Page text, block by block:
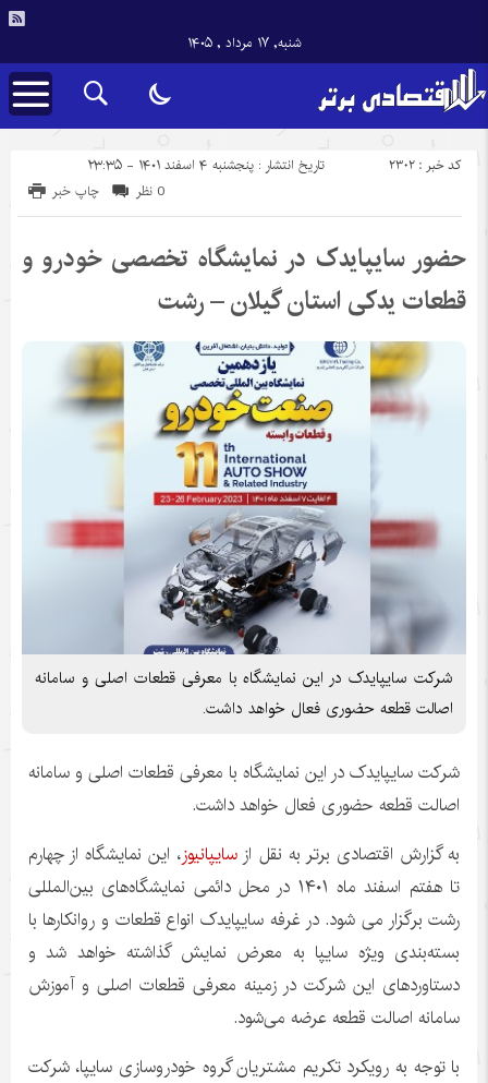
شنبه, ۱۷ مرداد , ۱۴۰۵
تاریخ انتشار : پنجشنبه ۴ اسفند ۱۴۰۱ - ۲۳:۳۵ کد خبر : 2302
چاپ خبر 0 نظر
حضور سایپایدک در نمایشگاه تخصصی خودرو و
قطعات یدکی استان گیلان – رشت
شرکت سایپایدک در این نمایشگاه با معرفی قطعات اصلی و سامانه
اصالت قطعه حضوری فعال خواهد داشت.
شرکت سایپایدک در این نمایشگاه با معرفی قطعات اصلی و سامانه
اصالت قطعه حضوری فعال خواهد داشت.
به گزارش اقتصادی برتر به نقل از سایپانیوز، این نمایشگاه از چهارم
تا هفتم اسفند ماه ۱۴۰۱ در محل دائمی نمایشگاه‌های بین‌المللی
رشت برگزار می شود. در غرفه سایپایدک انواع قطعات و روانکارها با
بسته‌بندی ویژه سایپا به معرض نمایش گذاشته خواهد شد و
دستاوردهای این شرکت در زمینه معرفی قطعات اصلی و آموزش
سامانه اصالت قطعه عرضه می‌شود.
با توجه به رویکرد تکریم مشتریان گروه خودروسازی سایپا، شرکت